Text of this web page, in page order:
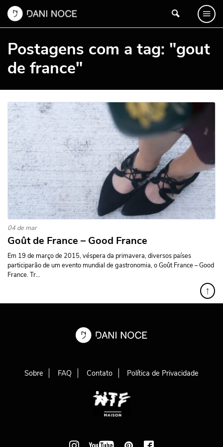
Postagens com a tag: "gout
de france"
04 de mar
Goût de France – Good France
Em 19 de março de 2015, véspera da primavera, diversos países
participarão de um evento mundial de gastronomia, o Goût France – Good
France. Tr...
↑
Sobre FAQ Contato Política de Privacidade